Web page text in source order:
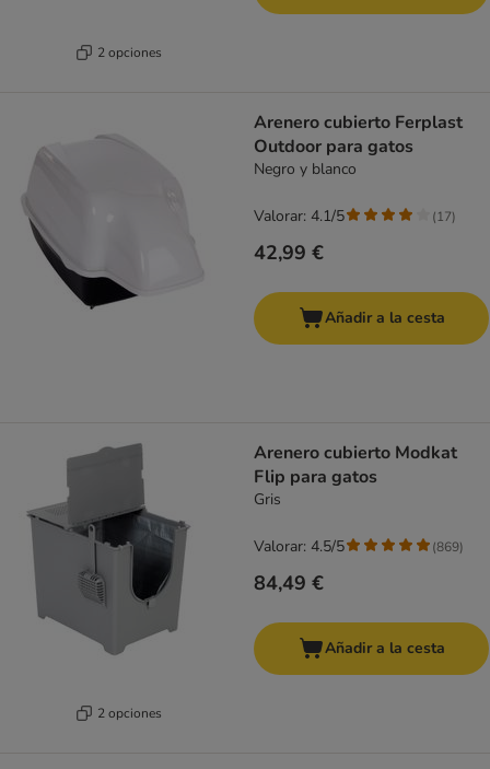
2 opciones
Arenero cubierto Ferplast
Outdoor para gatos
Negro y blanco
42,99 €
Valorar: 4.1/5 (17)
Añadir a la cesta
2 opciones
Arenero cubierto Modkat
Flip para gatos
Gris
84,49 €
Valorar: 4.5/5 (869)
Añadir a la cesta